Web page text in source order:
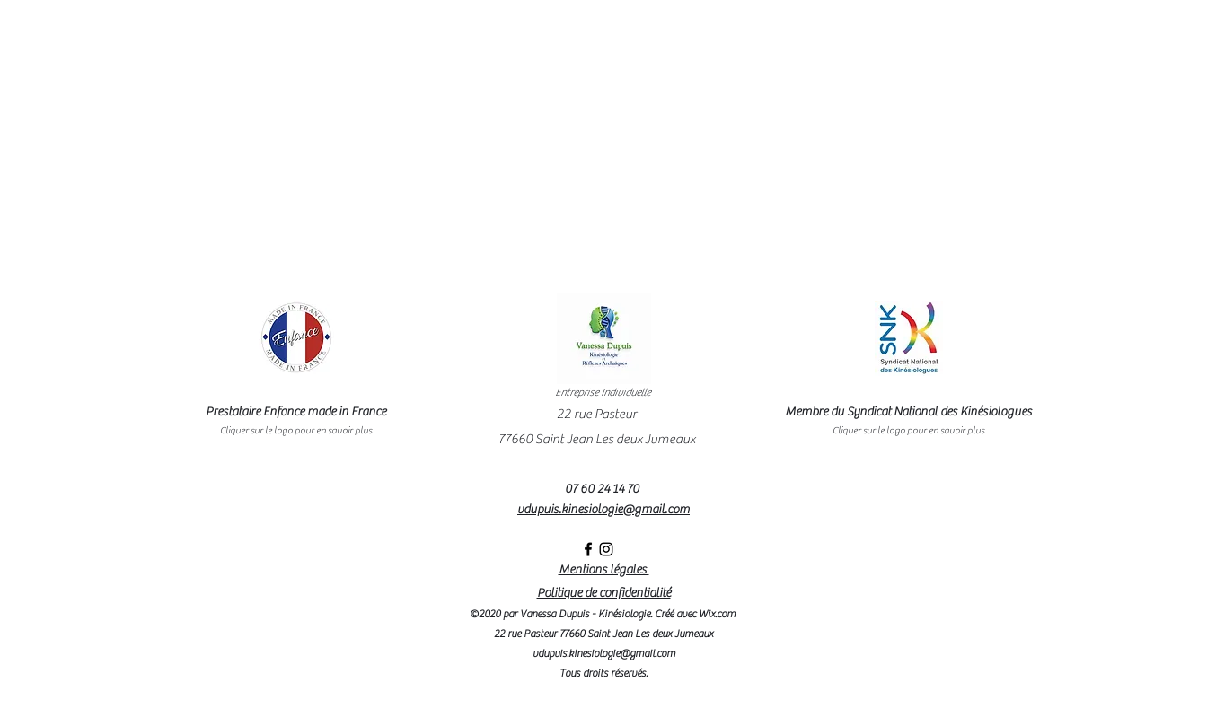
Entreprise Individuelle
Prestataire Enfance made in France
Cliquer sur le logo pour en savoir plus
22 rue Pasteur
77660 Saint Jean Les deux Jumeaux
07 60 24 14 70
vdupuis.kinesiologie@gmail.com
Membre du Syndicat National des Kinésiologues
Cliquer sur le logo pour en savoir plus
Mentions légales
Politique de confidentialité
©2020 par Vanessa Dupuis - Kinésiologie. Créé avec Wix.com
22 rue Pasteur 77660 Saint Jean Les deux Jumeaux
vdupuis.kinesiologie@gmail.com
Tous droits réservés.